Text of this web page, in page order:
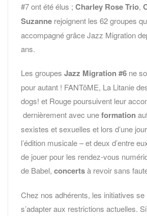
#7 ont été élus ; Charley Rose Trio,
Suzanne rejoignent les 62 groupes
accompagné grâce Jazz Migration
ans.
Les groupes Jazz Migration #6 ne
pour autant ! FANTôME, La Litanie
dogs! et Rouge poursuivent leur
dernièrement avec uneformation
sexistes et sexuelles et lors d’une
l’édition musicale – et deux d’entre
de jouer pour les rendez-vous
de Babel, concertsà revoir sans
Chez nos adhérents, les initiatives
s’adapter aux restrictions actuelles.